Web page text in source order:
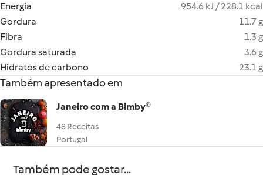
Energia
954.6 kJ / 228.1 kcal
Gordura
11.7 g
Fibra
1.3 g
Gordura saturada
3.6 g
Hidratos de carbono
23.1 g
Também apresentado em
Janeiro com a Bimby®
48 Receitas
Portugal
Também pode gostar...